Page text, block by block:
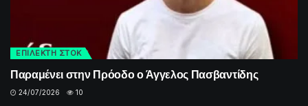
ΕΠΙΛΕΚΤΗ ΣΤΟΚ
Παραμένει στην Πρόοδο ο Άγγελος Πασβαντίδης
24/07/2026 10